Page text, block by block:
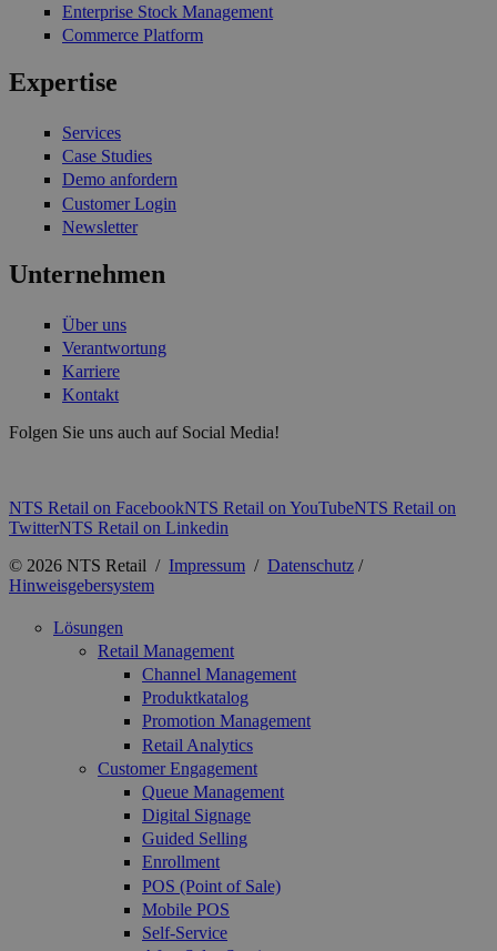
Enterprise Stock Management
Commerce Platform
Expertise
Services
Case Studies
Demo anfordern
Customer Login
Newsletter
Unternehmen
Über uns
Verantwortung
Karriere
Kontakt
Folgen Sie uns auch auf Social Media!
NTS Retail on FacebookNTS Retail on YouTubeNTS Retail on
TwitterNTS Retail on Linkedin
© 2026 NTS Retail / Impressum / Datenschutz /
Hinweisgebersystem
Lösungen
Retail Management
Channel Management
Produktkatalog
Promotion Management
Retail Analytics
Customer Engagement
Queue Management
Digital Signage
Guided Selling
Enrollment
POS (Point of Sale)
Mobile POS
Self-Service